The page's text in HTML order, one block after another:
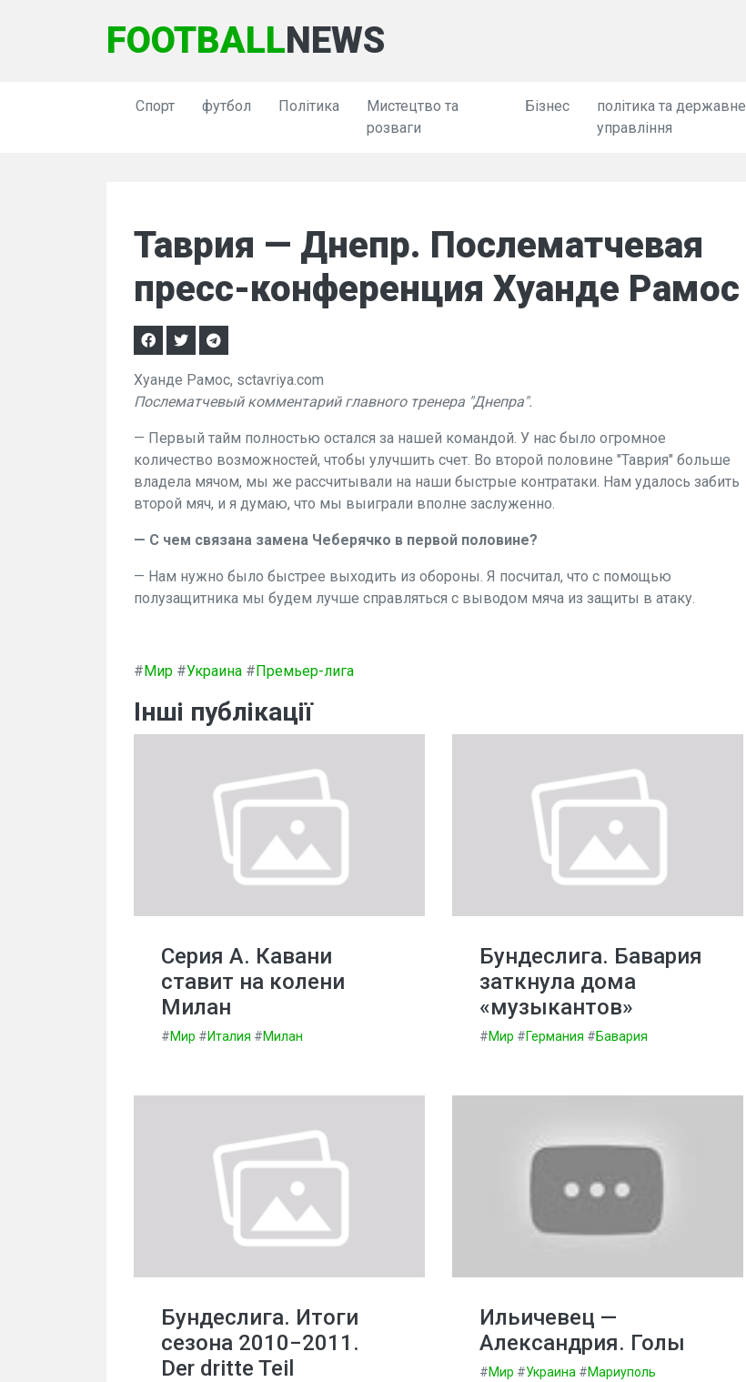
FOOTBALLNEWS
Спорт футбол Політика
Мистецтво та
розваги
Бізнес
політика та державне
управління
Таврия — Днепр. Послематчевая
пресс-конференция Хуанде Рамос
Хуанде Рамос, sctavriya.com
Послематчевый комментарий главного тренера "Днепра".
— Первый тайм полностью остался за нашей командой. У нас было огромное
количество возможностей, чтобы улучшить счет. Во второй половине "Таврия" больше
владела мячом, мы же рассчитывали на наши быстрые контратаки. Нам удалось забить
второй мяч, и я думаю, что мы выиграли вполне заслуженно.
— С чем связана замена Чеберячко в первой половине?
— Нам нужно было быстрее выходить из обороны. Я посчитал, что с помощью
полузащитника мы будем лучше справляться с выводом мяча из защиты в атаку.
#Мир #Украина #Премьер-лига
Інші публікації
Серия А. Кавани
ставит на колени
Милан
#Мир #Италия #Милан
Бундеслига. Бавария
заткнула дома
«музыкантов»
#Мир #Германия #Бавария
Бундеслига. Итоги
сезона 2010−2011.
Der dritte Teil
Ильичевец —
Александрия. Голы
#Мир #Украина #Мариуполь